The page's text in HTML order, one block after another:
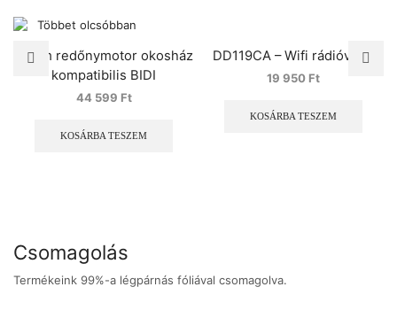
13 nm redőnymotor okosház
kompatibilis BIDI
44 599 Ft
KOSÁRBA TESZEM
DD119CA – Wifi rádióvevő
19 950 Ft
KOSÁRBA TESZEM
Csomagolás
Termékeink 99%-a légpárnás fóliával csomagolva.